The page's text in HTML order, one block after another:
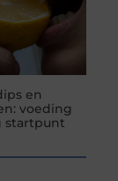
en
voeding
startpunt